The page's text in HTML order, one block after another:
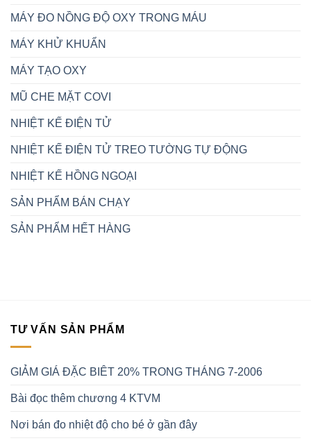
MÁY ĐO NỒNG ĐỘ OXY TRONG MÁU
MÁY KHỬ KHUẨN
MÁY TẠO OXY
MŨ CHE MẶT COVI
NHIỆT KẾ ĐIỆN TỬ
NHIỆT KẾ ĐIỆN TỬ TREO TƯỜNG TỰ ĐỘNG
NHIỆT KẾ HỒNG NGOẠI
SẢN PHẨM BÁN CHẠY
SẢN PHẨM HẾT HÀNG
TƯ VẤN SẢN PHẨM
GIẢM GIÁ ĐẶC BIÊT 20% TRONG THÁNG 7-2006
Bài đọc thêm chương 4 KTVM
Nơi bán đo nhiệt độ cho bé ở gần đây